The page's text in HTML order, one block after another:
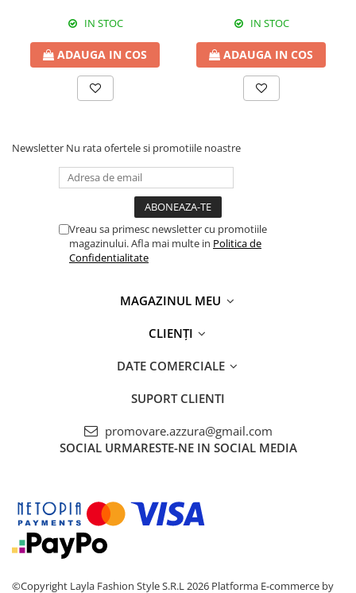
IN STOC
ADAUGA IN COS
IN STOC
ADAUGA IN COS
Newsletter Nu rata ofertele si promotiile noastre
Vreau sa primesc newsletter cu promotiile
magazinului. Afla mai multe in Politica de
Confidentialitate
MAGAZINUL MEU
CLIENȚI
DATE COMERCIALE
SUPORT CLIENTI
promovare.azzura@gmail.com
SOCIAL URMARESTE-NE IN SOCIAL MEDIA
©Copyright Layla Fashion Style S.R.L 2026 Platforma E-commerce by